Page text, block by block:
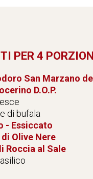
PER 4
San Marzano
D.O.P.
di bufala
- Essiccato
Olive Nere
Roccia al Sale